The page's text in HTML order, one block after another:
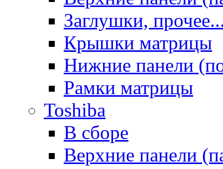
Заглушки,
Крышки матрицы
Нижние панели
Рамки матрицы
Toshiba
В сборе
Верхние панели